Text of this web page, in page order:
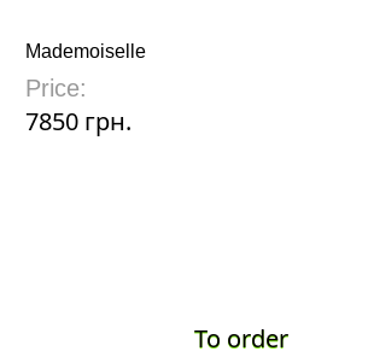
Mademoiselle
Price:
7850 грн.
To order